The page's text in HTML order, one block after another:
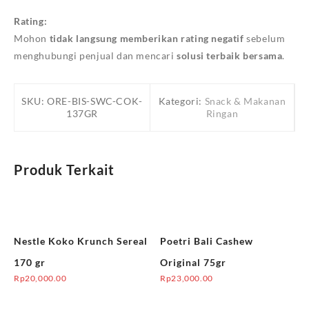
Rating:
Mohon tidak langsung memberikan rating negatif sebelum
menghubungi penjual dan mencarisolusi terbaik bersama.
SKU:ORE-BIS-SWC-COK-
137GR
Kategori: Snack & Makanan
Ringan
Produk Terkait
Nestle Koko Krunch Sereal
170 gr
Rp20,000.00
Poetri Bali Cashew
Original 75gr
Rp23,000.00